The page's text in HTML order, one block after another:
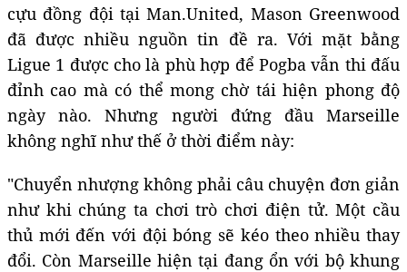
cựu đồng đội tại Man.United, Mason Greenwood
đã được nhiều nguồn tin đề ra. Với mặt bằng
Ligue 1 được cho là phù hợp để Pogba vẫn thi đấu
đỉnh cao mà có thể mong chờ tái hiện phong độ
ngày nào. Nhưng người đứng đầu Marseille
không nghĩ như thế ở thời điểm này:
"Chuyển nhượng không phải câu chuyện đơn giản
như khi chúng ta chơi trò chơi điện tử. Một cầu
thủ mới đến với đội bóng sẽ kéo theo nhiều thay
đổi. Còn Marseille hiện tại đang ổn với bộ khung